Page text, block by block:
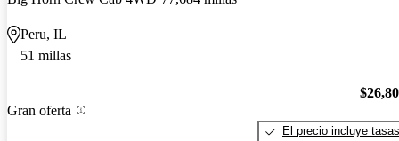
Peru, IL
51 millas
Gran oferta
El precio incluye tasas